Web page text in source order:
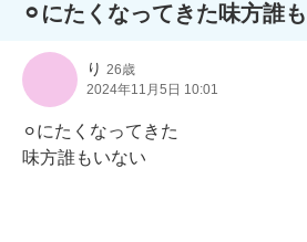
⚪︎にたくなってきた味方誰
り 26歳
2024年11月5日 10:01
⚪︎にたくなってきた
味方誰もいない